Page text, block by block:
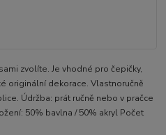
zvolíte. Je vhodné pro čepičky,
originální dekorace. Vlastnoručně
Údržba: prát ručně nebo v pračce
50% bavlna / 50% akryl Počet